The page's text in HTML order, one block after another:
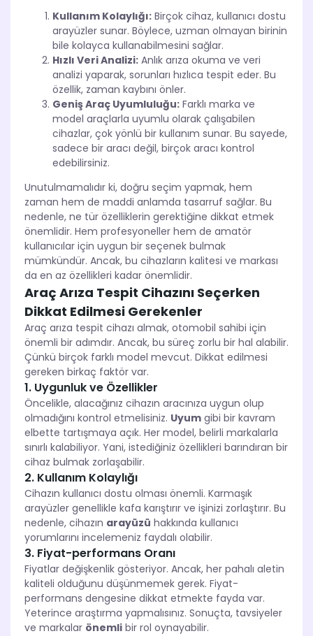
Kullanım Kolaylığı: Birçok cihaz, kullanıcı dostu
arayüzler sunar. Böylece, uzman olmayan birinin
bile kolayca kullanabilmesini sağlar.
Hızlı Veri Analizi: Anlık arıza okuma ve veri
analizi yaparak, sorunları hızlıca tespit eder. Bu
özellik, zaman kaybını önler.
Geniş Araç Uyumluluğu: Farklı marka ve
model araçlarla uyumlu olarak çalışabilen
cihazlar, çok yönlü bir kullanım sunar. Bu sayede,
sadece bir aracı değil, birçok aracı kontrol
edebilirsiniz.
Unutulmamalıdır ki, doğru seçim yapmak, hem
zaman hem de maddi anlamda tasarruf sağlar. Bu
nedenle, ne tür özelliklerin gerektiğine dikkat etmek
önemlidir. Hem profesyoneller hem de amatör
kullanıcılar için uygun bir seçenek bulmak
mümkündür. Ancak, bu cihazların kalitesi ve markası
da en az özellikleri kadar önemlidir.
Araç Arıza Tespit Cihazını Seçerken
Dikkat Edilmesi Gerekenler
Araç arıza tespit cihazı almak, otomobil sahibi için
önemli bir adımdır. Ancak, bu süreç zorlu bir hal alabilir.
Çünkü birçok farklı model mevcut. Dikkat edilmesi
gereken birkaç faktör var.
1. Uygunluk ve Özellikler
Öncelikle, alacağınız cihazın aracınıza uygun olup
olmadığını kontrol etmelisiniz. Uyum gibi bir kavram
elbette tartışmaya açık. Her model, belirli markalarla
sınırlı kalabiliyor. Yani, istediğiniz özellikleri barındıran bir
cihaz bulmak zorlaşabilir.
2. Kullanım Kolaylığı
Cihazın kullanıcı dostu olması önemli. Karmaşık
arayüzler genellikle kafa karıştırır ve işinizi zorlaştırır. Bu
nedenle, cihazın arayüzü hakkında kullanıcı
yorumlarını incelemeniz faydalı olabilir.
3. Fiyat-performans Oranı
Fiyatlar değişkenlik gösteriyor. Ancak, her pahalı aletin
kaliteli olduğunu düşünmemek gerek. Fiyat-
performans dengesine dikkat etmekte fayda var.
Yeterince araştırma yapmalısınız. Sonuçta, tavsiyeler
ve markalar önemli bir rol oynayabilir.